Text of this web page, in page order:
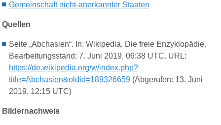
Gemeinschaft nicht-anerkannter Staaten
Quellen
Seite „Abchasien“. In: Wikipedia, Die freie Enzyklopädie.
Bearbeitungsstand: 7. Juni 2019, 06:38 UTC. URL:
https://de.wikipedia.org/w/index.php?
title=Abchasien&oldid=189326659 (Abgerufen: 13. Juni
2019, 12:15 UTC)
Bildernachweis